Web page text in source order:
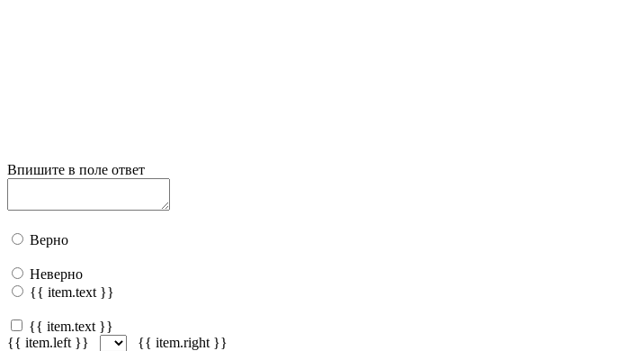
Впишите в поле ответ
Верно
Неверно
{{ item.text }}
{{ item.text }}
{{ item.left }}
{{ item.right }}